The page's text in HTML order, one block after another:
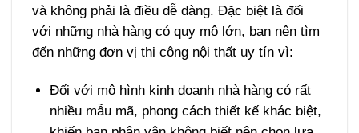
và không phải là điều dễ dàng. Đặc biệt là đối
với những nhà hàng có quy mô lớn, bạn nên tìm
đến những đơn vị thi công nội thất uy tín vì:
Đối với mô hình kinh doanh nhà hàng có rất
nhiều mẫu mã, phong cách thiết kế khác biệt,